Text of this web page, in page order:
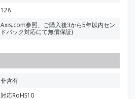
128
Axis.com参照、ご購入後3から5年以内セン
ドバック対応にて無償保証)
非含有
対応RoHS10